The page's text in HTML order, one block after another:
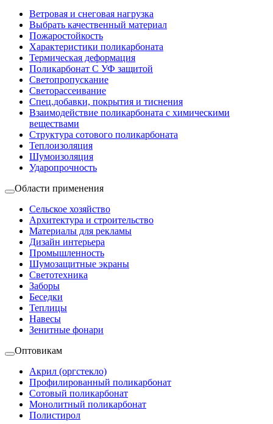
Ветровая и снеговая нагрузка
Выбрать качественный материал
Пожаростойкость
Характеристики поликарбоната
Термическая деформация
Поликарбонат С УФ защитой
Светопропускание
Светорассеивание
Спец.добавки, покрытия и тиснения
Взаимодействие поликарбоната с химическими
веществами
Структура сотового поликарбоната
Теплоизоляция
Шумоизоляция
Ударопрочность
Области применения
Сельское хозяйство
Архитектура и строительство
Материалы для рекламы
Дизайн интерьера
Промышленность
Шумозащитные экраны
Светотехника
Заборы
Беседки
Теплицы
Навесы
Зенитные фонари
Оптовикам
Акрил (оргстекло)
Профилированный поликарбонат
Сотовый поликарбонат
Монолитный поликарбонат
Полистирол